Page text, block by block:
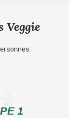
Veggie
1